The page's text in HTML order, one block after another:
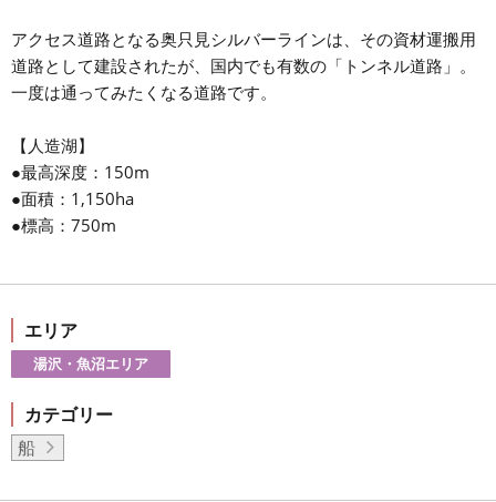
アクセス道路となる奥只見シルバーラインは、その資材運搬用
道路として建設されたが、国内でも有数の「トンネル道路」。
一度は通ってみたくなる道路です。
【人造湖】
●最高深度：150m
●面積：1,150ha
●標高：750m
エリア
湯沢・魚沼エリア
カテゴリー
船